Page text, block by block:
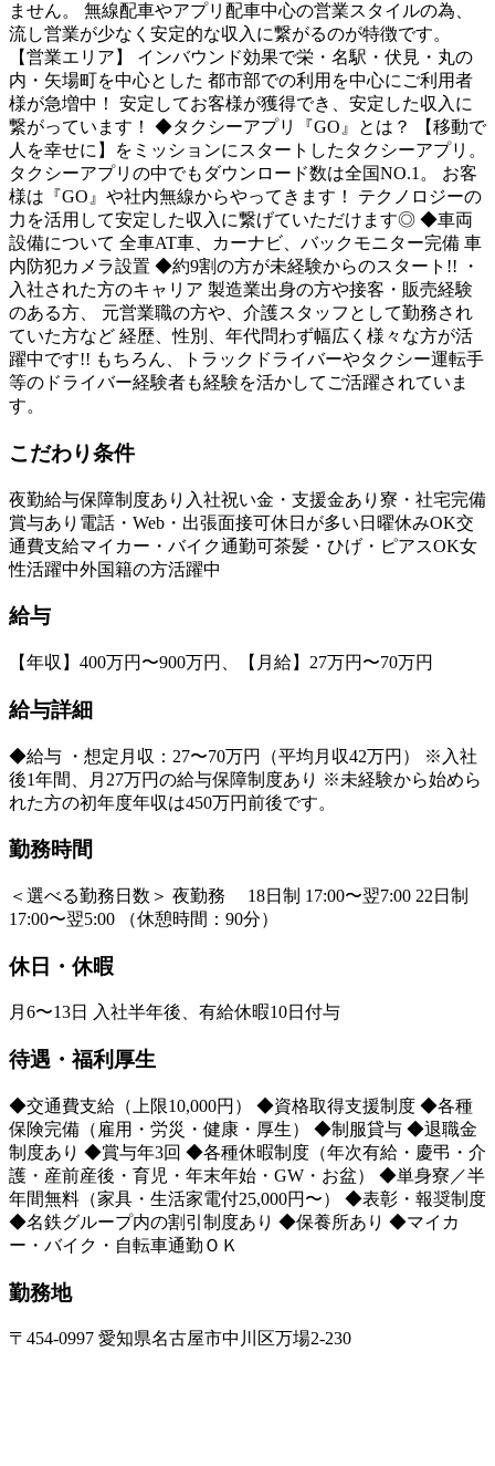
ません。 無線配車やアプリ配車中心の営業スタイルの為、
流し営業が少なく安定的な収入に繋がるのが特徴です。
【営業エリア】 インバウンド効果で栄・名駅・伏見・丸の
内・矢場町を中心とした 都市部での利用を中心にご利用者
様が急増中！ 安定してお客様が獲得でき、安定した収入に
繋がっています！ ◆タクシーアプリ『GO』とは？ 【移動で
人を幸せに】をミッションにスタートしたタクシーアプリ。
タクシーアプリの中でもダウンロード数は全国NO.1。 お客
様は『GO』や社内無線からやってきます！ テクノロジーの
力を活用して安定した収入に繋げていただけます◎ ◆車両
設備について 全車AT車、カーナビ、バックモニター完備 車
内防犯カメラ設置 ◆約9割の方が未経験からのスタート!! ・
入社された方のキャリア 製造業出身の方や接客・販売経験
のある方、 元営業職の方や、介護スタッフとして勤務され
ていた方など 経歴、性別、年代問わず幅広く様々な方が活
躍中です!! もちろん、トラックドライバーやタクシー運転手
等のドライバー経験者も経験を活かしてご活躍されていま
す。
こだわり条件
夜勤給与保障制度あり 入社祝い金・支援金あり 寮・社宅完備
賞与あり 電話・Web・出張面接可休日が多い 日曜休みOK交
通費支給マイカー・バイク通勤可茶髪・ひげ・ピアスOK女
性活躍中外国籍の方活躍中
給与
【年収】400万円〜900万円、【月給】27万円〜70万円
給与詳細
◆給与 ・想定月収：27〜70万円（平均月収42万円） ※入社
後1年間、月27万円の給与保障制度あり ※未経験から始めら
れた方の初年度年収は450万円前後です。
勤務時間
＜選べる勤務日数＞ 夜勤務 18日制 17:00〜翌7:00 22日制
17:00〜翌5:00 （休憩時間：90分）
休日・休暇
月6〜13日 入社半年後、有給休暇10日付与
待遇・福利厚生
◆交通費支給（上限10,000円） ◆資格取得支援制度 ◆各種
保険完備（雇用・労災・健康・厚生） ◆制服貸与 ◆退職金
制度あり ◆賞与年3回 ◆各種休暇制度（年次有給・慶弔・介
護・産前産後・育児・年末年始・GW・お盆） ◆単身寮／半
年間無料（家具・生活家電付25,000円〜） ◆表彰・報奨制度
◆名鉄グループ内の割引制度あり ◆保養所あり ◆マイカ
ー・バイク・自転車通勤ＯＫ
勤務地
〒454-0997 愛知県名古屋市中川区万場2-230